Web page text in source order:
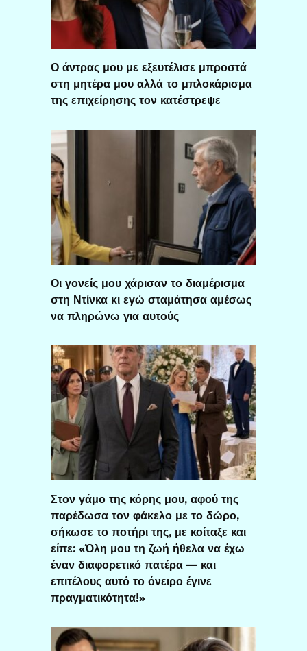
Ο άντρας μου με εξευτέλισε μπροστά
στη μητέρα μου αλλά το μπλοκάρισμα
της επιχείρησης τον κατέστρεψε
Οι γονείς μου χάρισαν το διαμέρισμα
στη Ντίνκα κι εγώ σταμάτησα αμέσως
να πληρώνω για αυτούς
Στον γάμο της κόρης μου, αφού της
παρέδωσα τον φάκελο με το δώρο,
σήκωσε το ποτήρι της, με κοίταξε και
είπε: «Όλη μου τη ζωή ήθελα να έχω
έναν διαφορετικό πατέρα — και
επιτέλους αυτό το όνειρο έγινε
πραγματικότητα!»